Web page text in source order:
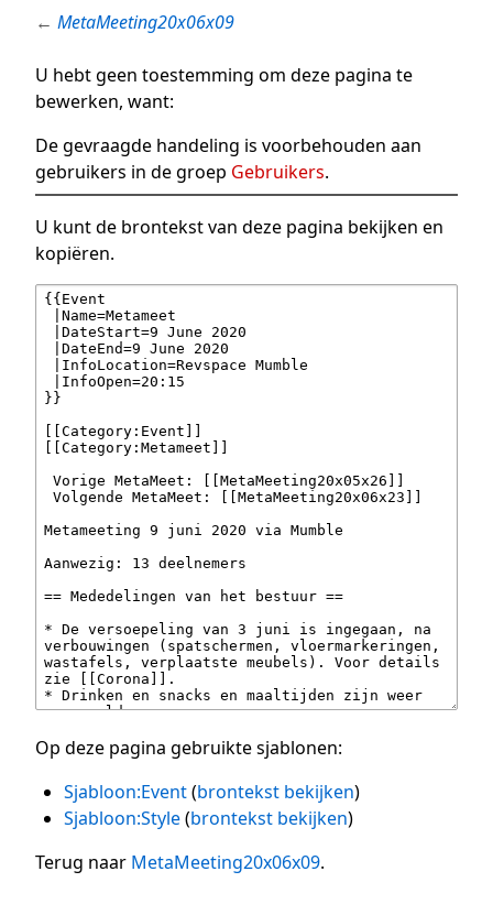
← MetaMeeting20x06x09
U hebt geen toestemming om deze pagina te
bewerken, want:
De gevraagde handeling is voorbehouden aan
gebruikers in de groep Gebruikers.
U kunt de brontekst van deze pagina bekijken en
kopiëren.
Op deze pagina gebruikte sjablonen:
Sjabloon:Event(brontekst bekijken)
Sjabloon:Style(brontekst bekijken)
Terug naar MetaMeeting20x06x09.